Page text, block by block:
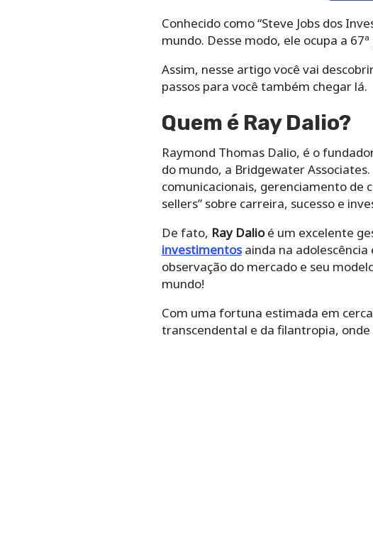
Conhecido como “Steve Jobs dos
mundo. Desse modo, ele ocupa a
Assim, nesse artigo você vai
passos para você também chegar lá.
Quem é Ray Dalio?
Raymond Thomas Dalio, é o
do mundo, a Bridgewater
comunicacionais, gerenciamento de
sellers” sobre carreira, sucesso e
De fato, Ray Dalioé um excelente
investimentosainda na adolescência
observação do mercado e seu
mundo!
Com uma fortuna estimada em
transcendental e da filantropia,